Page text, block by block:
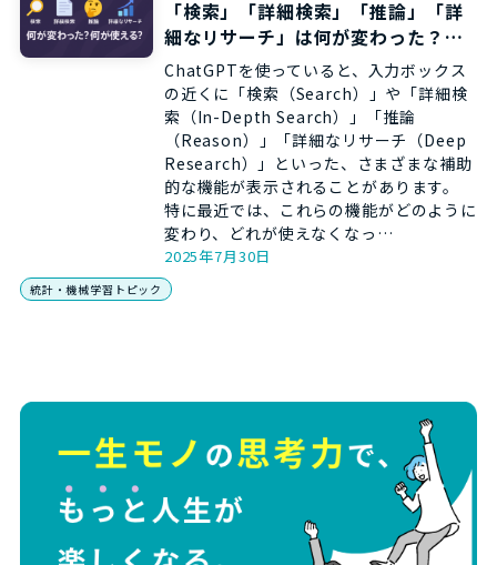
「検索」「詳細検索」「推論」「詳
細なリサーチ」は何が変わった？何
が使える？
ChatGPTを使っていると、入力ボックス
の近くに「検索（Search）」や「詳細検
索（In-Depth Search）」「推論
（Reason）」「詳細なリサーチ（Deep
Research）」といった、さまざまな補助
的な機能が表示されることがあります。
特に最近では、これらの機能がどのように
変わり、どれが使えなくなっ…
2025年7月30日
統計・機械学習トピック